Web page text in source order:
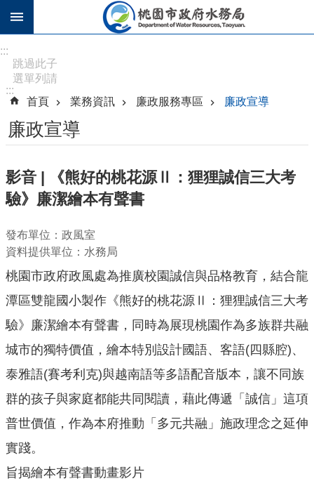
跳到主要內容區塊
階
搜
尋
息
公
認
識
水
務
機
通
訊
錄
業
資
訊
:::
跳過此子
選單列請
[Enter]，
繼續則按
[Tab]
:::
首頁
業務資訊 廉政服務專區 廉政宣導
廉政宣導
影音 | 《熊好的桃花源Ⅱ：狸狸誠信三大考
驗》廉潔繪本有聲書
發布單位：政風室
資料提供單位：水務局
桃園市政府政風處為推廣校園誠信與品格教育，結合龍
潭區雙龍國小製作《熊好的桃花源Ⅱ：狸狸誠信三大考
驗》廉潔繪本有聲書，同時為展現桃園作為多族群共融
城市的獨特價值，繪本特別設計國語、客語(四縣腔)、
泰雅語(賽考利克)與越南語等多語配音版本，讓不同族
群的孩子與家庭都能共同閱讀，藉此傳遞「誠信」這項
普世價值，作為本府推動「多元共融」施政理念之延伸
實踐。
旨揭繪本有聲書動畫影片